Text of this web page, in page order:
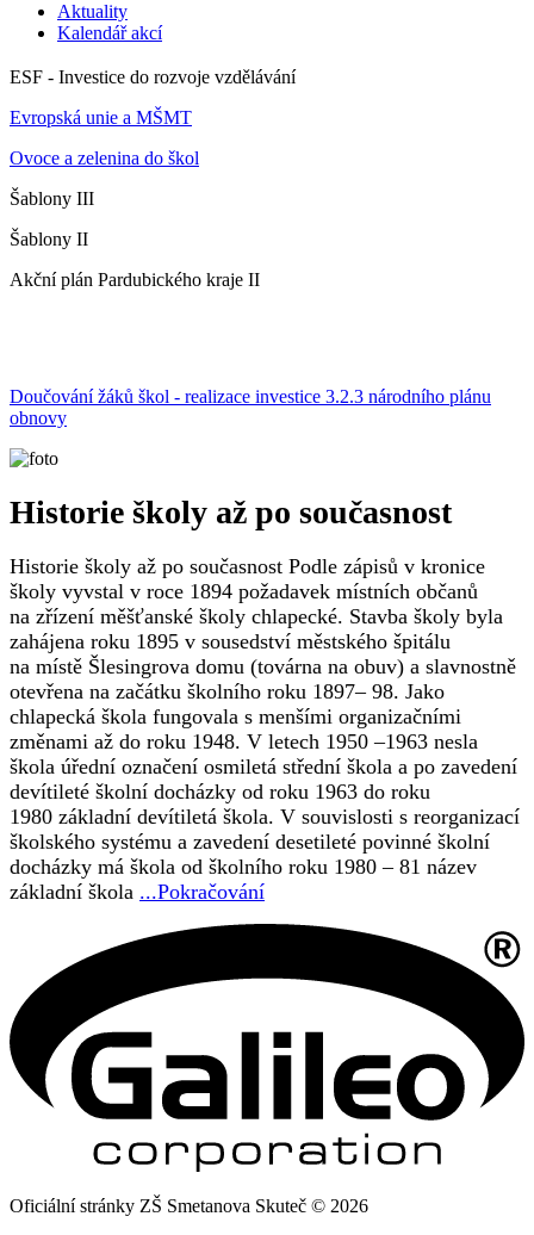
Aktuality
Kalendář akcí
ESF - Investice do rozvoje vzdělávání
Evropská unie a MŠMT
Ovoce a zelenina do škol
Šablony III
Šablony II
Akční plán Pardubického kraje II
Doučování žáků škol - realizace investice 3.2.3 národního plánu
obnovy
Historie školy až po současnost
Historie školy až po současnost Podle zápisů v kronice
školy vyvstal v roce 1894 požadavek místních občanů
na zřízení měšťanské školy chlapecké. Stavba školy byla
zahájena roku 1895 v sousedství městského špitálu
na místě Šlesingrova domu (továrna na obuv) a slavnostně
otevřena na začátku školního roku 1897– 98. Jako
chlapecká škola fungovala s menšími organizačními
změnami až do roku 1948. V letech 1950 –1963 nesla
škola úřední označení osmiletá střední škola a po zavedení
devítileté školní docházky od roku 1963 do roku
1980 základní devítiletá škola. V souvislosti s reorganizací
školského systému a zavedení desetileté povinné školní
docházky má škola od školního roku 1980 – 81 název
základní škola ...Pokračování
Oficiální stránky ZŠ Smetanova Skuteč © 2026